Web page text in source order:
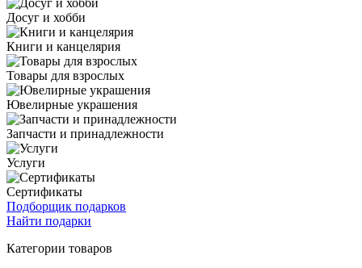
Досуг и хобби
Книги и канцелярия
Товары для взрослых
Ювелирные украшения
Запчасти и принадлежности
Услуги
Сертификаты
Подборщик подарков
Найти подарки
Категории товаров